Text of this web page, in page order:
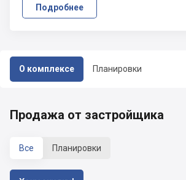
О комплексе Планировки
Подробнее
Продажа от застройщика
Все Планировки